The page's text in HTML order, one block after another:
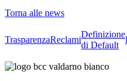
Torna alle news
TrasparenzaReclami
Definizione
di Default